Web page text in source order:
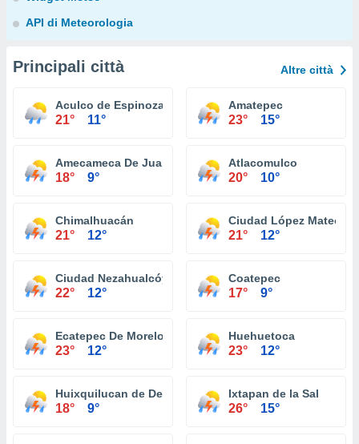
API di Meteorologia
Principali città Altre città
Aculco de Espinoza
21° 11°
Amatepec
23° 15°
Amecameca De Juarez
18° 9°
Atlacomulco
20° 10°
Chimalhuacán
21° 12°
Ciudad López Mateos
21° 12°
Ciudad Nezahualcóyotl
22° 12°
Coatepec
17° 9°
Ecatepec De Morelos
23° 12°
Huehuetoca
23° 12°
Huixquilucan de Degollado
18° 9°
Ixtapan de la Sal
26° 15°